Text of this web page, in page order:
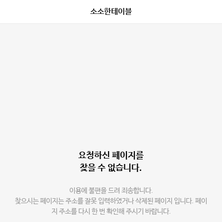
소소한테이블
요청하신 페이지를
찾을 수 없습니다.
이용에 불편을 드려 죄송합니다.
찾으시는 페이지는 주소를 잘못 입력하였거나 삭제된 페이지 입니다. 페이
지 주소를 다시 한 번 확인해 주시기 바랍니다.